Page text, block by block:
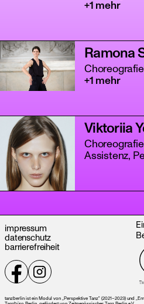
+1 mehr
Ramona
+1 mehr
Viktoriia
Assistenz,
impressum
datenschutz
barrierefreiheit
tanzberlin ist ein Modul von „Perspektive Tanz" (2021–2023) und